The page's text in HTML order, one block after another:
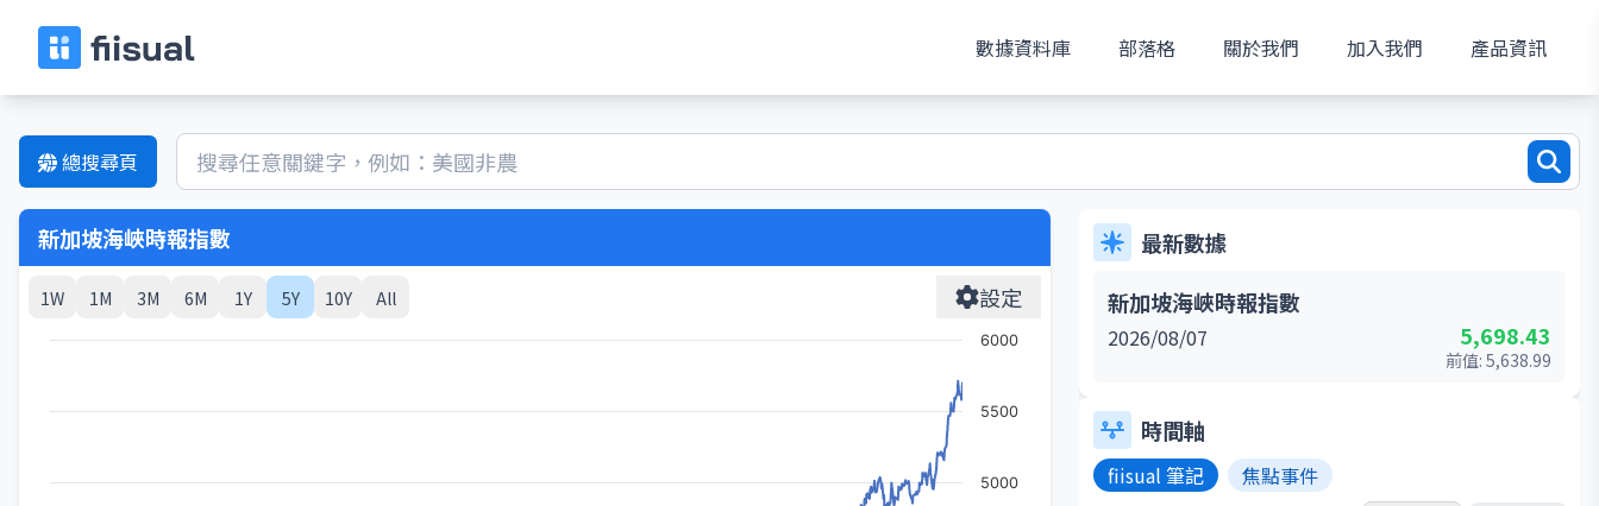
數據資料庫 部落格 關於我們 加入我們 產品資訊
總搜尋頁
新加坡海峽時報指數
1W 1M 3M 6M 1Y 5Y 10Y All 設定
5000
5500
6000
最新數據
新加坡海峽時報指數
2026/08/07 5,698.43
前值: 5,638.99
時間軸
fiisual 筆記
焦點事件